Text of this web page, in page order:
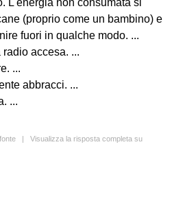
L'energia non consumata si
(proprio come un bambino) e
fuori in qualche modo. ...
accesa. ...
...
abbracci. ...
...
| Visualizza la risposta completa su